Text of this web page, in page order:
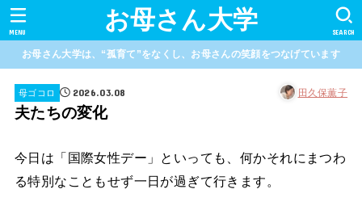
お母さん大学 SEARCH
MENU
お母さん大学は、“孤育て”をなくし、お母さんの笑顔をつなげています
母ゴコロ 2026.03.08 田久保薫子
夫たちの変化
今日は「国際女性デー」といっても、何かそれにまつわ
る特別なこともせず一日が過ぎて行きます。